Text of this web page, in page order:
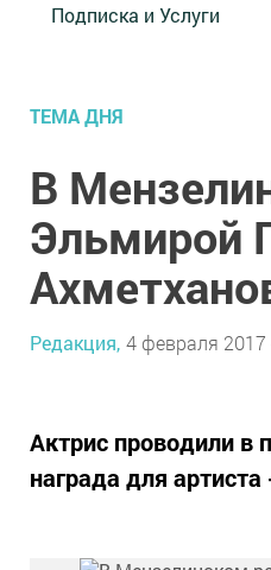
Подписка и Услуги
ТЕМА ДНЯ
В
Эльмирой
Редакция, 4 февраля 2017
Актрис проводили в
награда для